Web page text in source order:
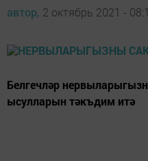
автор, 2 октябрь 2021 -
Белгечләр
ысулларын тәкъдим итә